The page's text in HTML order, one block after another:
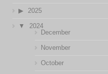
2025
2024
December
November
October